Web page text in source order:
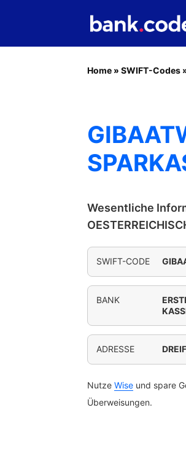
Home » SWIFT-Codes
Wesentliche
SWIFT-CODE
BANK
ADRESSE
Nutze Wise und spare
Überweisungen.